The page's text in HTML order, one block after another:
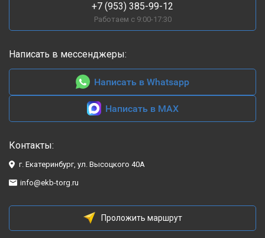
+7 (953) 385-99-12
Работаем с 9:00-17:30
Написать в мессенджеры:
Написать в Whatsapp
Написать в MAX
Контакты:
г. Екатеринбург, ул. Высоцкого 40А
info@ekb-torg.ru
Проложить маршрут